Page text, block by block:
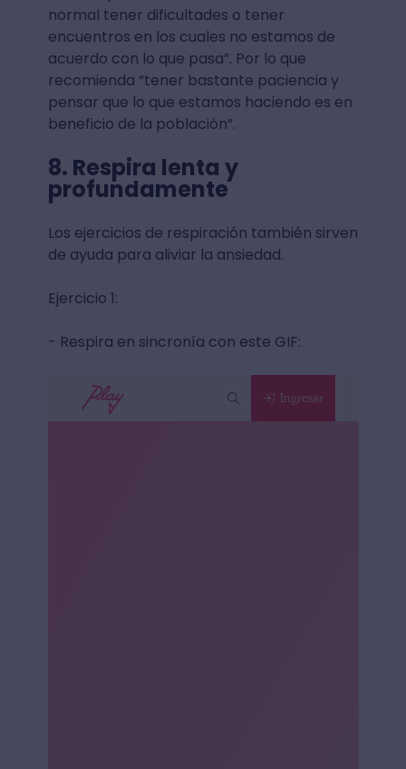
normal tener dificultades o tener
encuentros en los cuales no estamos de
acuerdo con lo que pasa”. Por lo que
recomienda “tener bastante paciencia y
pensar que lo que estamos haciendo es en
beneficio de la población”.
8. Respira lenta y
profundamente
Los ejercicios de respiración también sirven
de ayuda para aliviar la ansiedad.
Ejercicio 1:
- Respira en sincronía con este GIF: